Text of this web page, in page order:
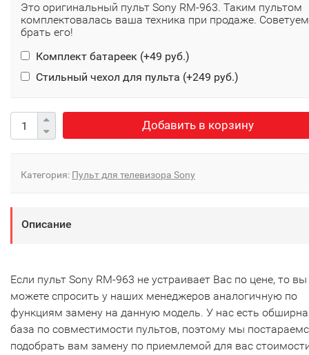
Это оригинальный пульт Sony RM-963. Таким пультом
комплектовалась ваша техника при продаже. Советуем
брать его!
Комплект батареек (+49 руб.)
Стильный чехол для пульта (+249 руб.)
Добавить в корзину
Категория: Пульт для телевизора Sony
Описание
Если пульт Sony RM-963 не устраивает Вас по цене, то вы
можете спросить у наших менеджеров аналогичную по
функциям замену на данную модель. У нас есть
база по совместимости пультов, поэтому мы
подобрать вам замену по приемлемой для вас